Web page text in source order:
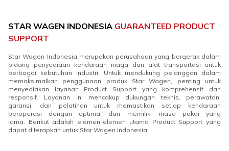
STAR WAGEN INDONESIA GUARANTEED PRODUCT
SUPPORT
Star Wagen Indonesia merupakan perusahaan yang bergerak dalam
bidang penyediaan kendaraan niaga dan alat transportasi untuk
berbagai kebutuhan industri. Untuk mendukung pelanggan dalam
memaksimalkan penggunaan produk Star Wagen, penting untuk
menyediakan layanan Product Support yang komprehensif dan
responsif. Layanan ini mencakup dukungan teknis, perawatan,
garansi, dan pelatihan untuk memastikan setiap kendaraan
beroperasi dengan optimal dan memiliki masa pakai yang
lama. Berikut adalah elemen-elemen utama Product Support yang
dapat diterapkan untuk Star Wagen Indonesia.